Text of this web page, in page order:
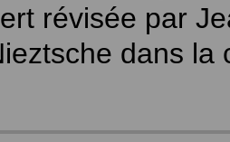
révisée par
dans